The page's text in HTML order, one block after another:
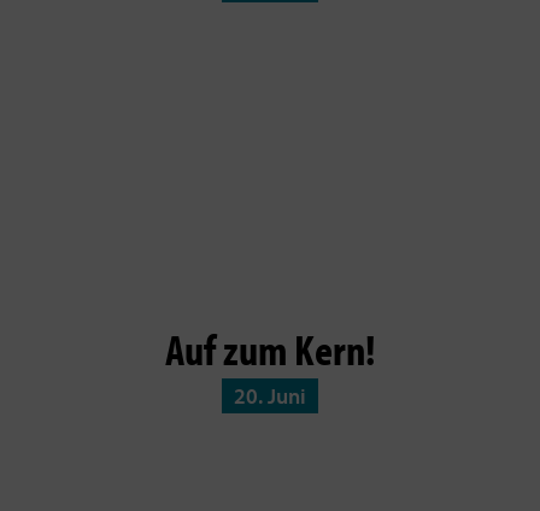
Auf zum Kern!
20. Juni